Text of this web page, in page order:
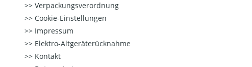
Verpackungsverordnung
Cookie-Einstellungen
Impressum
Elektro-Altgeräterücknahme
Kontakt